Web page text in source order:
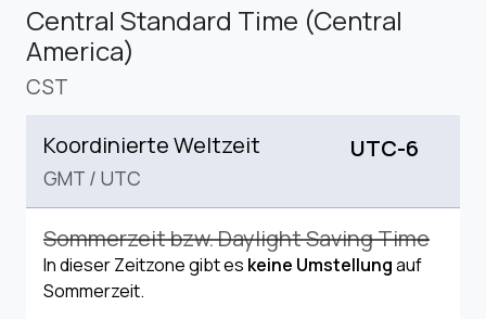
Central Standard Time (Central
America)
CST
Koordinierte Weltzeit
GMT / UTC
UTC-6
Sommerzeit bzw. Daylight Saving Time
In dieser Zeitzone gibt es keine Umstellungauf
Sommerzeit.